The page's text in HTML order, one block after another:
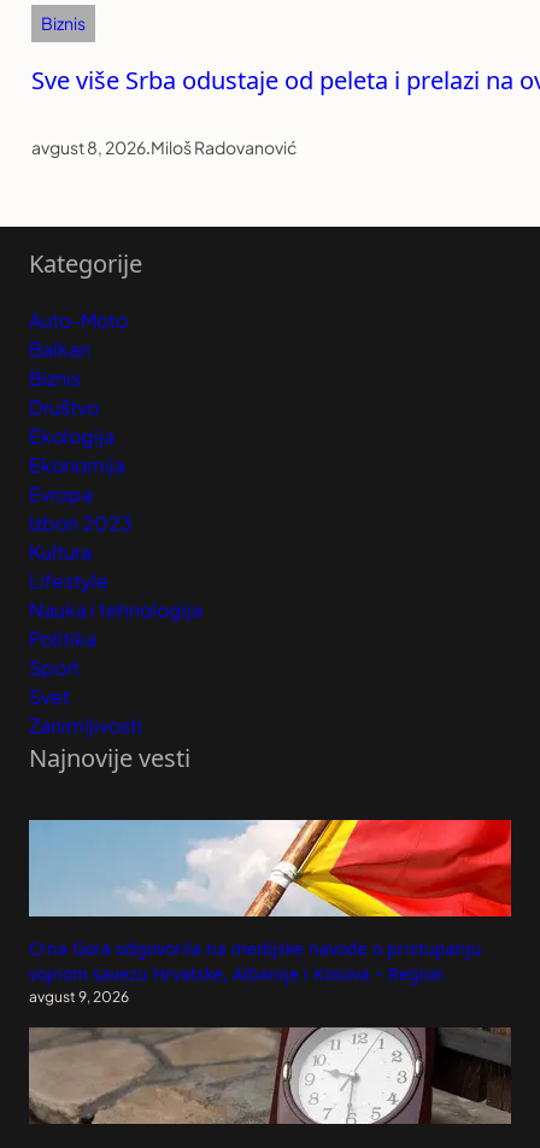
Biznis
Sve više Srba odustaje od peleta i prelazi na
avgust 8, 2026.Miloš Radovanović
Kategorije
Auto-Moto
Balkan
Biznis
Društvo
Ekologija
Ekonomija
Evropa
Izbori 2023
Kultura
Lifestyle
Nauka i tehnologija
Politika
Sport
Svet
Zanimljivosti
Najnovije vesti
Crna Gora odgovorila na medijske navode o pristupanju
vojnom savezu Hrvatske, Albanije i Kosova – Region
avgust 9, 2026